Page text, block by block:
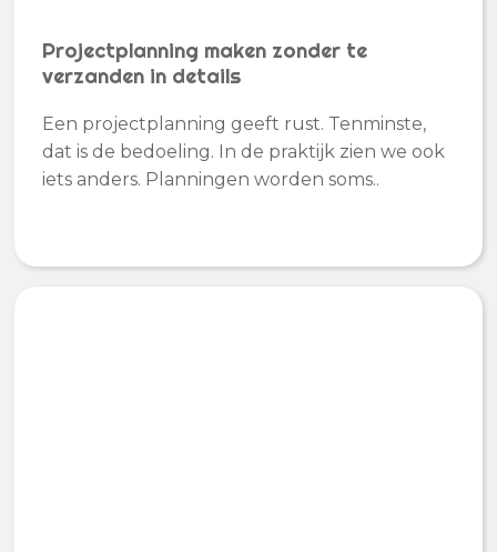
Projectplanning maken zonder te
verzanden in details
Een projectplanning geeft rust. Tenminste,
dat is de bedoeling. In de praktijk zien we ook
iets anders. Planningen worden soms..